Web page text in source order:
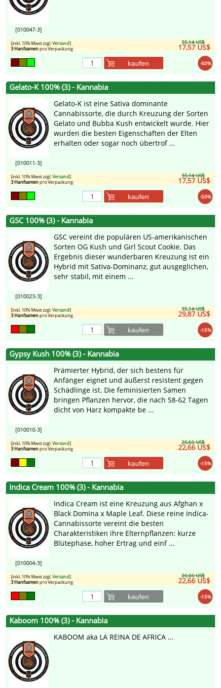
[010047-3]
35,14 US$
17,57 US$
[inkl. 10% Mwst zzgl.Versand]
3 Hanfsamenpro Verpackung
-50%
kaufen
Gelato-K 100% (3) - Kannabia
[010011-3]
Gelato-K ist eine Sativa dominante
Cannabissorte, die durch Kreuzung der Sorten
Gelato und Bubba Kush entwickelt wurde. Hier
wurden die besten Eigenschaften der Elten
erhalten oder sogar noch übertrof ...
35,14 US$
17,57 US$
[inkl. 10% Mwst zzgl.Versand]
3 Hanfsamenpro Verpackung
-50%
kaufen
GSC 100% (3) - Kannabia
[010023-3]
GSC vereint die populären US-amerikanischen
Sorten OG Kush und Girl Scout Cookie. Das
Ergebnis dieser wunderbaren Kreuzung ist ein
Hybrid mit Sativa-Dominanz, gut ausgeglichen,
sehr stabil, mit einem ...
35,14 US$
29,87 US$
[inkl. 10% Mwst zzgl.Versand]
3 Hanfsamenpro Verpackung
-15%
kaufen
Gypsy Kush 100% (3) - Kannabia
[010010-3]
Prämierter Hybrid, der sich bestens für
Anfänger eignet und äußerst resistent gegen
Schädlinge ist. Die feminisierten Samen
bringen Pflanzen hervor, die nach 58-62 Tagen
dicht von Harz kompakte be ...
26,66 US$
22,66 US$
[inkl. 10% Mwst zzgl.Versand]
3 Hanfsamenpro Verpackung
-15%
kaufen
Indica Cream 100% (3) - Kannabia
[010004-3]
Indica Cream ist eine Kreuzung aus Afghan x
Black Domina x Maple Leaf. Diese reine Indica-
Cannabissorte vereint die besten
Charakteristiken ihre Elternpflanzen: kurze
Blütephase, hoher Ertrag und einf ...
26,66 US$
22,66 US$
[inkl. 10% Mwst zzgl.Versand]
3 Hanfsamenpro Verpackung
-15%
kaufen
Kaboom 100% (3) - Kannabia
KABOOM aka LA REINA DE AFRICA ...